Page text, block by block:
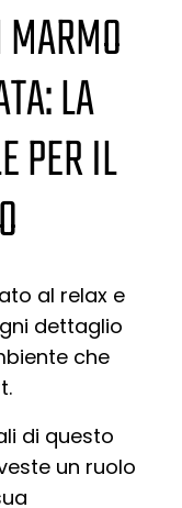
LA
PER IL
al relax e
dettaglio
che
di questo
un ruolo